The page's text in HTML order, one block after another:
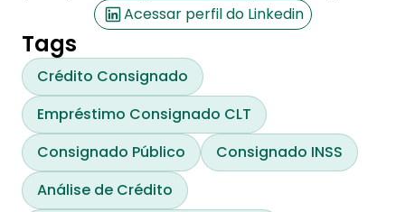
Acessar perfil do Linkedin
Tags
Crédito Consignado
Empréstimo Consignado CLT
Consignado Público
Consignado INSS
Análise de Crédito